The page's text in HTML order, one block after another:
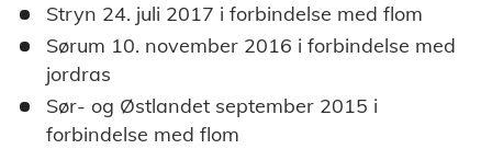
Stryn 24. juli 2017 i forbindelse med flom
Sørum 10. november 2016 i forbindelse med
jordras
Sør- og Østlandet september 2015 i
forbindelse med flom